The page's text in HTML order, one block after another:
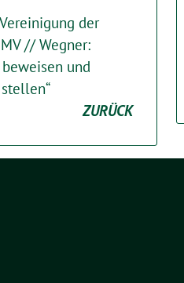
der
// Wegner:
und
ZURÜCK